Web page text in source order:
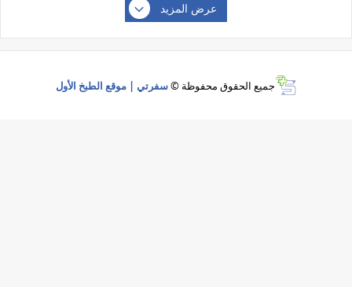
عرض المزيد
جميع الحقوق محفوظة ©سفرتي | موقع الطبخ الأول